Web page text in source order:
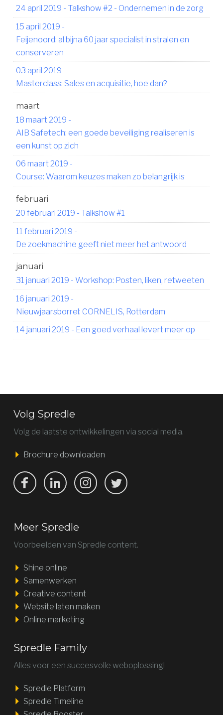
24 april 2019 - Talkshow #2 - Ondernemen in de zorg
15 april 2019 -
Feijenoord: al bijna 60 jaar specialist in stralen en
conserveren
03 april 2019 -
Masterclass: Sales en acquisitie, hoe dan?
maart
18 maart 2019 -
AIB Safetech: een goede beveiliging realiseren is
een kunst op zich
06 maart 2019 -
Course: Waarom keuzes maken zo belangrijk is
februari
20 februari 2019 - Talkshow #1
11 februari 2019 -
De zoekmachine geeft niet meer het antwoord
januari
31 januari 2019 - Workshop: Posten, liken, retweeten
16 januari 2019 -
Nieuwjaarsborrel: CORNELIS, Rotterdam
14 januari 2019 - Een goed verhaal levert meer op
Volg Spredle
Volg de laatste ontwikkelingen via social media.
Brochure downloaden
Bekijk ons op FacebookBekijk ons op LinkedInBekijk ons op LinkedInBekijk ons op Twitter
Meer Spredle
Voorbeelden van Spredle content.
Shine online
Samenwerken
Creative content
Website laten maken
Online marketing
Spredle Family
Alles voor een succesvolle weboplossing!
Spredle Platform
Spredle Timeline